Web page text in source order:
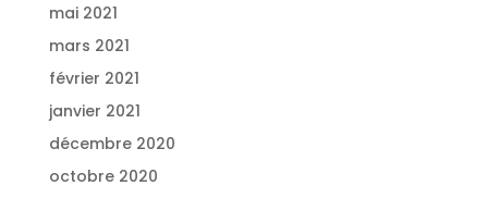
mai 2021
mars 2021
février 2021
janvier 2021
décembre 2020
octobre 2020